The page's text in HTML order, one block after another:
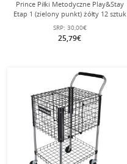
Prince Piłki Metodyczne Play&Stay
Etap 1 (zielony punkt) żółty 12 sztuk
w torbie
SRP: 30,00€
25,79€